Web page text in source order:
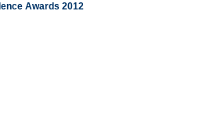
Awards 2012